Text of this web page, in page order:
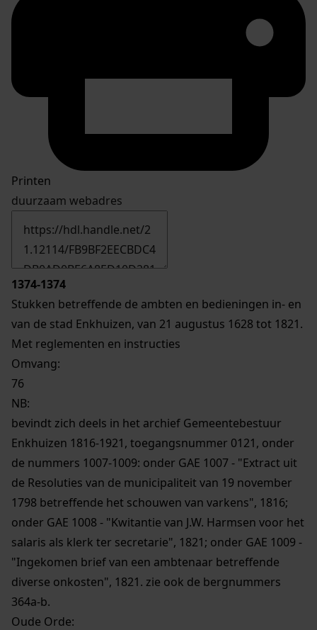
Printen
duurzaam webadres
1374-1374
Stukken betreffende de ambten en bedieningen in- en
van de stad Enkhuizen, van 21 augustus 1628 tot 1821.
Met reglementen en instructies
Omvang:
76
NB:
bevindt zich deels in het archief Gemeentebestuur
Enkhuizen 1816-1921, toegangsnummer 0121, onder
de nummers 1007-1009: onder GAE 1007 - "Extract uit
de Resoluties van de municipaliteit van 19 november
1798 betreffende het schouwen van varkens", 1816;
onder GAE 1008 - "Kwitantie van J.W. Harmsen voor het
salaris als klerk ter secretarie", 1821; onder GAE 1009 -
"Ingekomen brief van een ambtenaar betreffende
diverse onkosten", 1821. zie ook de bergnummers
364a-b.
Oude Orde: